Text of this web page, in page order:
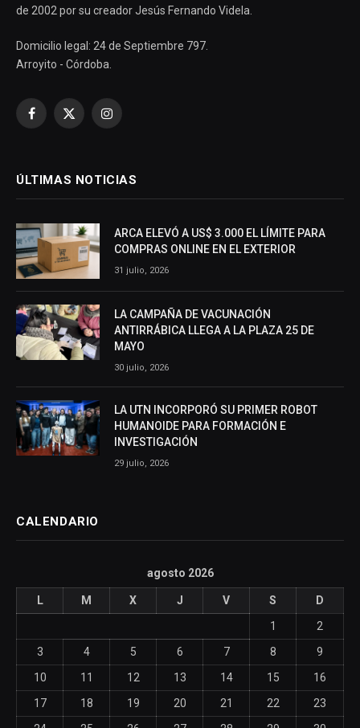
de 2002 por su creador Jesús Fernando Videla.
Domicilio legal: 24 de Septiembre 797.
Arroyito - Córdoba.
Facebook
X
Instagram
ÚLTIMAS NOTICIAS
ARCA ELEVÓ A US$ 3.000 EL LÍMITE PARA
COMPRAS ONLINE EN EL EXTERIOR
31 julio, 2026
LA CAMPAÑA DE VACUNACIÓN
ANTIRRÁBICA LLEGA A LA PLAZA 25 DE
MAYO
30 julio, 2026
LA UTN INCORPORÓ SU PRIMER ROBOT
HUMANOIDE PARA FORMACIÓN E
INVESTIGACIÓN
29 julio, 2026
CALENDARIO
agosto 2026
L M X J V S
D
1
2
3
4 5 6 7 8
9
10
11 12 13 14 15
16
17
18 19 20 21 22
23